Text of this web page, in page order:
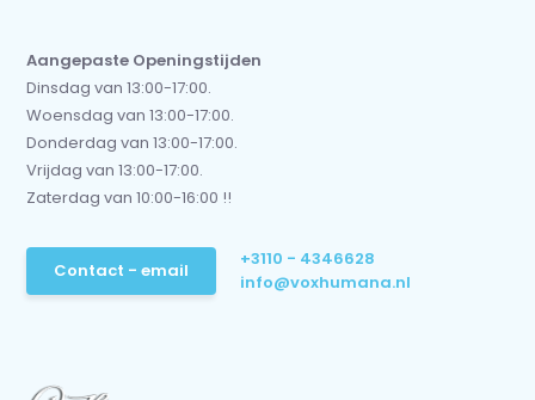
Aangepaste Openingstijden
Dinsdag van 13:00-17:00.
Woensdag van 13:00-17:00.
Donderdag van 13:00-17:00.
Vrijdag van 13:00-17:00.
Zaterdag van 10:00-16:00 !!
Contact - email
+3110 - 4346628
info@voxhumana.nl